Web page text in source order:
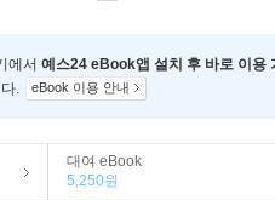
에서 예스24 eBook앱 설치 후 바로 이용
. eBook 이용 안내
대여 eBook
5,250원